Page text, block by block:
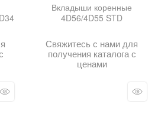
Вкладыши коренные
4D56/4D55 STD
Свяжитесь с нами для
получения каталога с
ценами